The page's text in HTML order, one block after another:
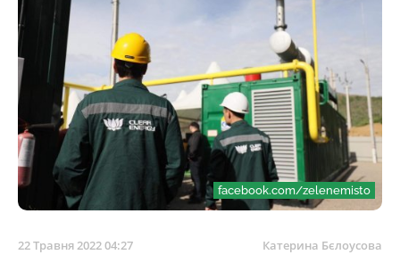
facebook.com/zelenemisto
22 Травня 2022 04:27 Катерина Бєлоусова